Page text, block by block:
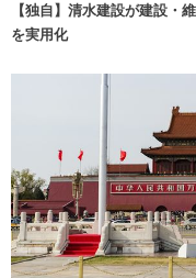
【独自】清水建設が建設・
を実用化